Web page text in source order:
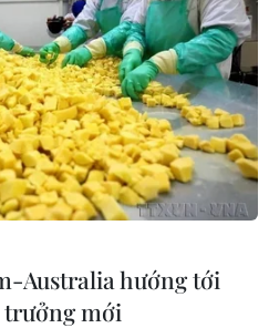
Australia hướng tới
mới